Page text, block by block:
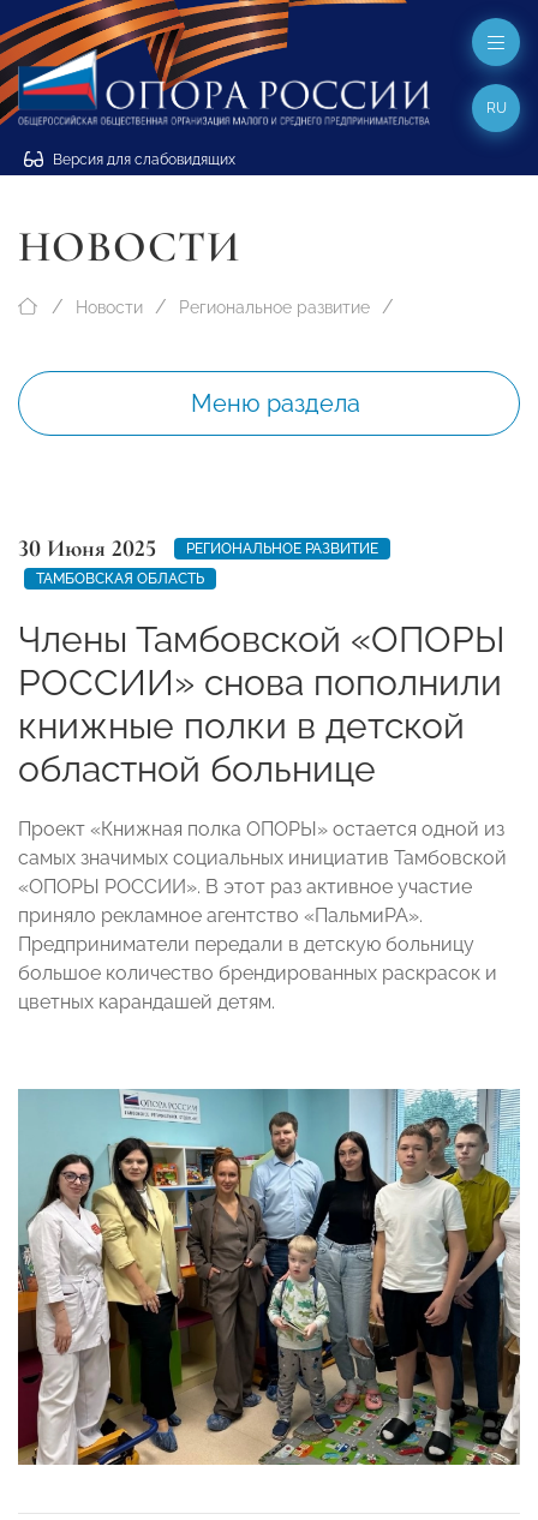
Версия для слабовидящих
RU
НОВОСТИ
Новости Региональное развитие
Меню раздела
30 Июня 2025
РЕГИОНАЛЬНОЕ РАЗВИТИЕ
ТАМБОВСКАЯ ОБЛАСТЬ
Члены Тамбовской «ОПОРЫ
РОССИИ» снова пополнили
книжные полки в детской
областной больнице
Проект «Книжная полка ОПОРЫ» остается одной из
самых значимых социальных инициатив Тамбовской
«ОПОРЫ РОССИИ». В этот раз активное участие
приняло рекламное агентство «ПальмиРА».
Предприниматели передали в детскую больницу
большое количество брендированных раскрасок и
цветных карандашей детям.